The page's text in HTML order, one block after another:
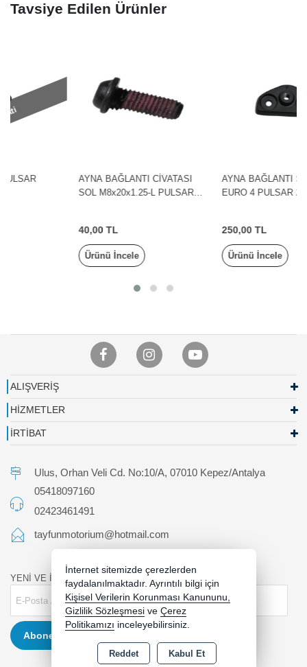
Tavsiye Edilen Ürünler
AYNA BAĞLANTI CİVATASI
SOL M8x20x1.25-L PULSAR
AYNA BAĞLANTI SACI SOL
EURO 4 PULSAR 200RS
ALIŞVERİŞ
HİZMETLER
İRTİBAT
Ulus, Orhan Veli Cd. No:10/A, 07010 Kepez/Antalya
05418097160
02423461491
tayfunmotorium@hotmail.com
YENİ VE İNDİRİMLİ ÜRÜNLERDEN HABERDAR OLUN !
Abone Ol
İnternet sitemizde çerezlerden
faydalanılmaktadır. Ayrıntılı bilgi için
Kişisel Verilerin Korunması Kanununu,
Gizlilik Sözleşmesi ve Çerez
Politikamızı inceleyebilirsiniz.
Reddet Kabul Et